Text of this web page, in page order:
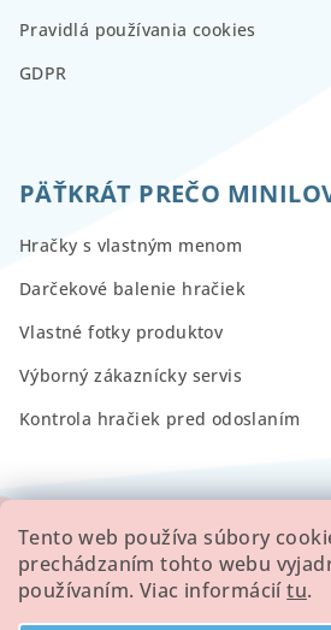
Tento web používa súbory
prechádzaním tohto webu
používaním. Viac informáciítu.
Pravidlá používania cookies
GDPR
PÄŤKRÁT PREČO
Hračky s vlastným menom
Darčekové balenie hračiek
Vlastné fotky produktov
Výborný zákaznícky servis
Kontrola hračiek pred odoslaním
RECENZIE
Všetky hodnotenie obchodu